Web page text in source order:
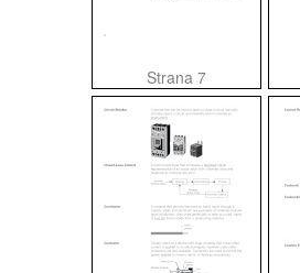
Strana 7